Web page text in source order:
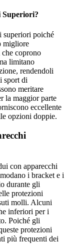
Superiori?
superiori poiché
migliore
coprono
limitano
rendendoli
sport di
meritare
la maggior parte
eccellente
opzioni doppie.
con apparecchi
i bracket e i
durante gli
protezioni
molli. Alcuni
inferiori per i
Poiché gli
protezioni
più frequenti dei